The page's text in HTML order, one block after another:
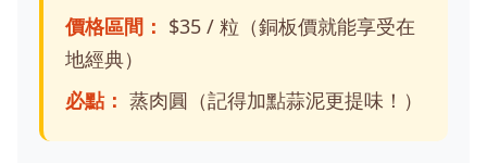
價格區間： $35 / 粒（銅板價就能享受在
地經典）
必點： 蒸肉圓（記得加點蒜泥更提味！）